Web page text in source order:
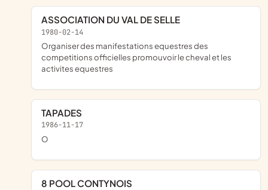
ASSOCIATION DU VAL DE SELLE
1980-02-14
organiser des manifestations equestres des
competitions officielles promouvoir le cheval et les
activites equestres
TAPADES
1986-11-17
o
8 POOL CONTYNOIS